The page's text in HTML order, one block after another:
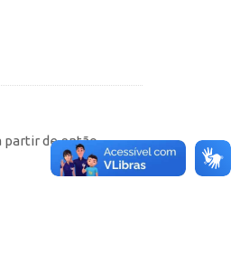
partir de então